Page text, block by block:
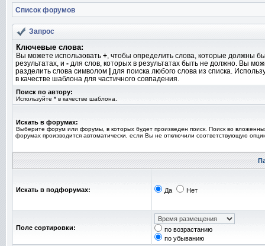
Список форумов
Запрос
Ключевые слова:
Вы можете использовать + , чтобы определить слова, которые должны
результатах, и - для слов, которых в результатах быть не должно. Вы
разделить слова символом | для поиска любого слова из списка.
в качестве шаблона для частичного совпадения.
Поиск по автору:
Используйте * в качестве шаблона.
Искать в форумах:
Выберите форум или форумы, в которых будет произведен поиск. Поиск во
форумах производится автоматически, если Вы не отключили соответствующую
Искать в подфорумах: Да Нет
Поле сортировки:
по возрастанию
по убыванию